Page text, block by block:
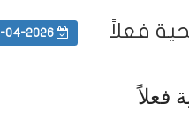
فعلاً
فعلاً